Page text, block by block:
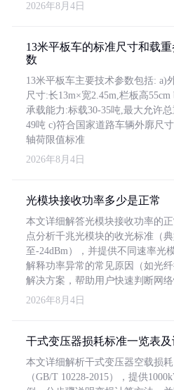
2026年8月4日
13米平板车的标准尺寸和载重
数
13米平板车主要技术参数包括: a)
尺寸:长13m×宽2.45m,栏板高55cm
承载能力:标载30-35吨,最大允许
49吨 c)符合国家道路车辆外廓尺寸
轴荷限值标准
2026年8月4日
光模块接收功率多少是正常
本文详细解答光模块接收功率的
点分析千兆光模块的收光标准（
至-24dBm），并提供不同速率光
解释功率异常的常见原因（如光
解决方案，帮助用户快速判断网络
2026年8月4日
干式变压器损耗标准一览表
本文详细解析干式变压器空载损
（GB/T 10228-2015），提供